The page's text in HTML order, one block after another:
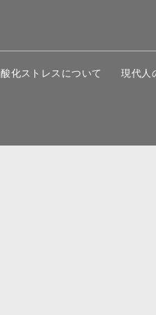
酸化ストレスについて 現代人